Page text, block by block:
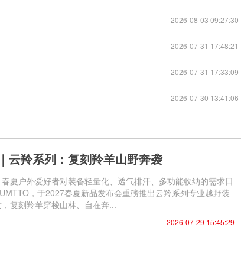
2026-08-03 09:27:30
2026-07-31 17:48:21
2026-07-31 17:33:09
2026-07-30 13:41:06
云羚系列：复刻羚羊山野奔袭
夏户外爱好者对装备轻量化、透气排汗、多功能收纳的需求日
，于2027春夏新品发布会重磅推出云羚系列专业越野装
复刻羚羊穿梭山林、自在奔...
2026-07-29 15:45:29